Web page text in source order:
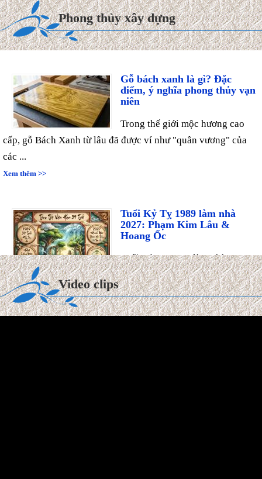
Phong thủy xây dựng
niên
Trong thế giới mộc hương cao
cấp, gỗ Bách Xanh từ lâu đã được ví như "quân vương" của
các ...
Xem thêm >>
Hoang Ốc
Tuổi Kỷ Tỵ 1989 làm nhà 2027:
Phạm Kim Lâu & Hoang Ốc.
Năm 2027 (Đinh Mùi), gia chủ tuổi Kỷ Tỵ 1989 bước sang
tuổi 39 ...
Xem thêm >>
Video clips